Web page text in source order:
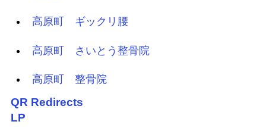
高原町 ギックリ腰
高原町 さいとう整骨院
高原町 整骨院
QR Redirects
LP